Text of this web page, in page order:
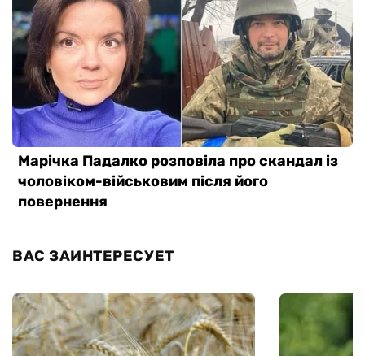
ВАС ЗАИНТЕРЕСУЕТ